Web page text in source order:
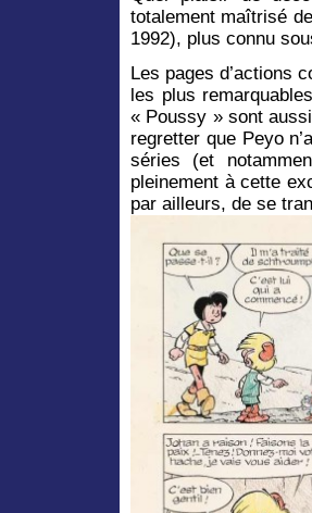
totalement maîtrisé
1992), plus connu
Les pages d’actions
les plus
« Poussy » sont
regretter que Peyo
séries (et
pleinement à cette
par ailleurs, de se